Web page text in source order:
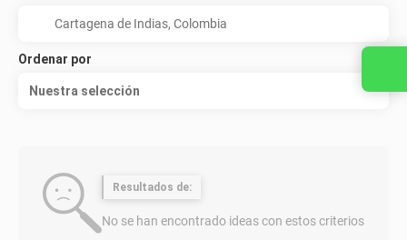
Ordenar por
Nuestra selección
Resultados de:
No se han encontrado ideas con estos criterios